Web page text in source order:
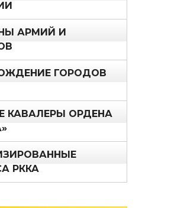
АРМИЙ И
ГОРОДОВ
КАВАЛЕРЫ ОРДЕНА
РККА